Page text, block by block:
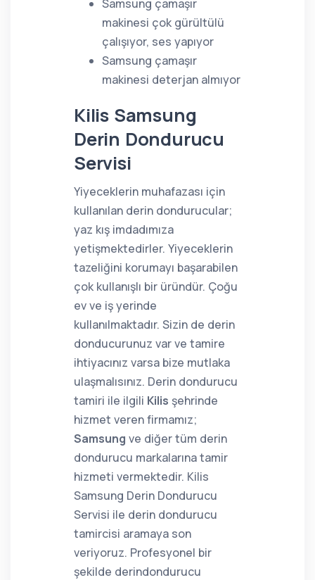
Samsung çamaşır
makinesi çok gürültülü
çalışıyor, ses yapıyor
Samsung çamaşır
makinesi deterjan almıyor
Kilis Samsung
Derin Dondurucu
Servisi
Yiyeceklerin muhafazası için
kullanılan derin dondurucular;
yaz kış imdadımıza
yetişmektedirler. Yiyeceklerin
tazeliğini korumayı başarabilen
çok kullanışlı bir üründür. Çoğu
ev ve iş yerinde
kullanılmaktadır. Sizin de derin
donducurunuz var ve tamire
ihtiyacınız varsa bize mutlaka
ulaşmalısınız. Derin dondurucu
tamiri ile ilgili Kilis şehrinde
hizmet veren firmamız;
Samsung ve diğer tüm derin
dondurucu markalarına tamir
hizmeti vermektedir. Kilis
Samsung Derin Dondurucu
Servisi ile derin dondurucu
tamircisi aramaya son
veriyoruz. Profesyonel bir
şekilde derindondurucu